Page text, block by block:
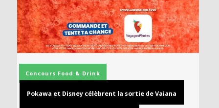
Concours Food & Drink
Pokawa et Disney célèbrent la sortie de Vaiana